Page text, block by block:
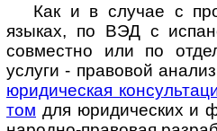
Как и в случае с
языках, по ВЭД с
совме­стно или по
услуги - право­вой
юриди­чес­кая
том для юри­ди­чес­ких и